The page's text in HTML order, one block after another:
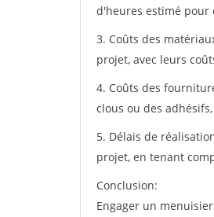
d'heures estimé pour
3. Coûts des
projet, avec leurs
4. Coûts des
clous ou des
5. Délais de
projet, en tenant
Conclusion:
Engager un